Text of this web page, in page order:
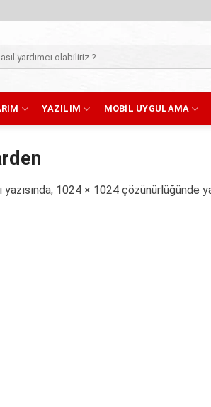
YAZILIM MOBIL UYGULAMA
yazısında, 1024 × 1024 çözünürlüğünde